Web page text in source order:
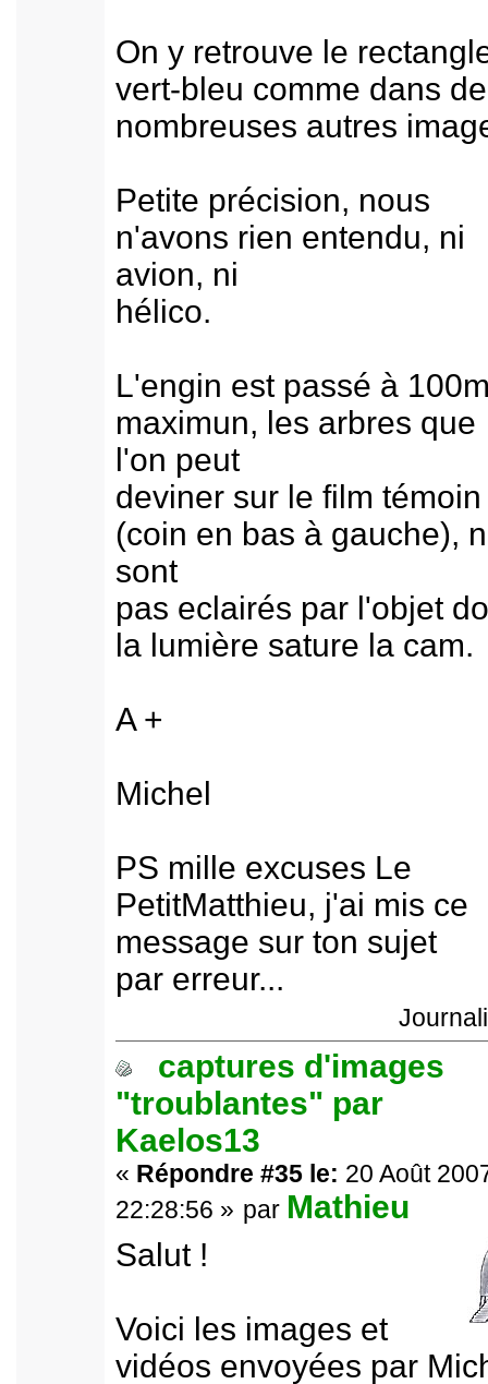
On y retrouve le
vert-bleu comme dans de
nombreuses autres
Petite précision, nous
n'avons rien entendu, ni
avion, ni
hélico.
L'engin est passé à
maximun, les arbres que
l'on peut
deviner sur le film témoin
(coin en bas à gauche),
sont
pas eclairés par l'objet
la lumière sature la cam.
A +
Michel
PS mille excuses Le
PetitMatthieu, j'ai mis ce
message sur ton sujet
par erreur...
captures d'images
"troublantes" par
Kaelos13
« Répondre #35 le: 20 Août
22:28:56 » par Mathieu
Salut !
Voici les images et
vidéos envoyées par